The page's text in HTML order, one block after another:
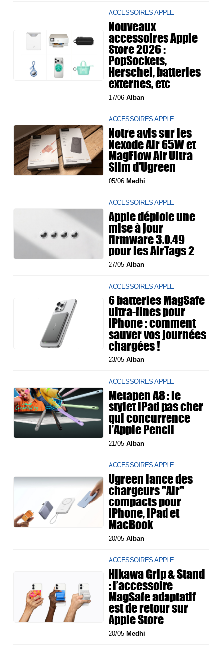
ACCESSOIRES APPLE
Nouveaux
accessoires Apple
Store 2026 :
PopSockets,
Herschel, batteries
externes, etc
17/06Alban
ACCESSOIRES APPLE
Notre avis sur les
Nexode Air 65W et
MagFlow Air Ultra
Slim d'Ugreen
05/06 Medhi
ACCESSOIRES APPLE
Apple déploie une
mise à jour
firmware 3.0.49
pour les AirTags 2
27/05Alban
ACCESSOIRES APPLE
6 batteries MagSafe
ultra-fines pour
iPhone : comment
sauver vos journées
chargées !
23/05Alban
ACCESSOIRES APPLE
Metapen A8 : le
stylet iPad pas cher
qui concurrence
l’Apple Pencil
21/05Alban
ACCESSOIRES APPLE
Ugreen lance des
chargeurs "Air"
compacts pour
iPhone, iPad et
MacBook
20/05Alban
ACCESSOIRES APPLE
Hikawa Grip & Stand
: l’accessoire
MagSafe adaptatif
est de retour sur
Apple Store
20/05 Medhi